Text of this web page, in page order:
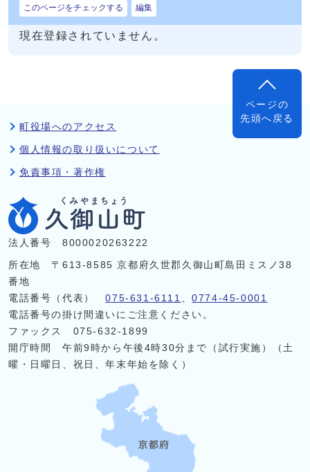
このページをチェックする 編集
現在登録されていません。
ページの
先頭へ戻る
町役場へのアクセス
個人情報の取り扱いについて
免責事項・著作権
法人番号 8000020263222
所在地 〒613-8585 京都府久世郡久御山町島田ミスノ38
番地
電話番号（代表）075-631-6111 、0774-45-0001
電話番号の掛け間違いにご注意ください。
ファックス 075-632-1899
開庁時間 午前9時から午後4時30分まで（試行実施）（土
曜・日曜日、祝日、年末年始を除く）